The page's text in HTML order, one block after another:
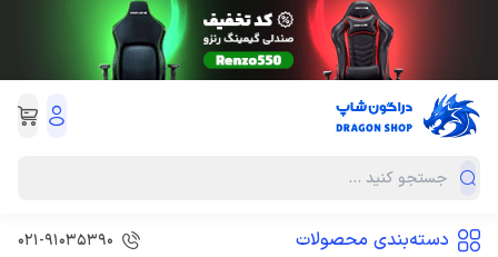
دسته‌بندی محصولات 021-91035390